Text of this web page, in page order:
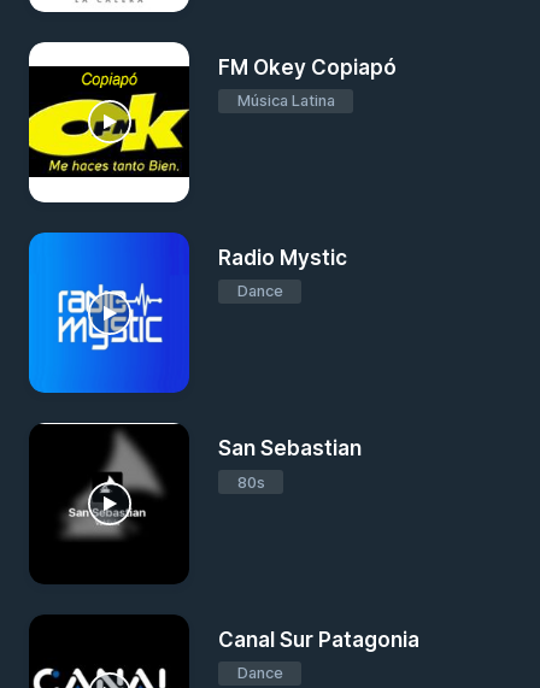
FM Okey Copiapó
Música Latina
Radio Mystic
Dance
San Sebastian
80s
Canal Sur Patagonia
Dance